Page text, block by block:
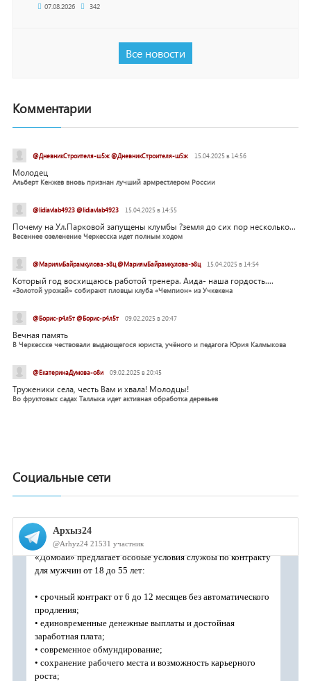
07.08.2026 342
Все новости
Комментарии
@ДневникСтроителя-ш5ж @ДневникСтроителя-ш5ж 15.04.2025 в 14:56
Молодец
Альберт Кенжев вновь признан лучший армрестлером России
@lidiavlab4923 @lidiavlab4923 15.04.2025 в 14:55
Почему на Ул.Парковой запущены клумбы ?земля до сих пор несколько...
Весеннее озеленение Черкесска идет полным ходом
@МариямБайрамкулова-э8ц @МариямБайрамкулова-э8ц 15.04.2025 в 14:54
Который год восхищаюсь работой тренера. Аида- наша гордость....
«Золотой урожай» собирают пловцы клуба «Чемпион» из Учкекена
@Борис-р4л5т @Борис-р4л5т 09.02.2025 в 20:47
Вечная память
В Черкесске чествовали выдающегося юриста, учёного и педагога Юрия Калмыкова
@ЕкатеринаДумова-о8и 09.02.2025 в 20:45
Труженики села, честь Вам и хвала! Молодцы!
Во фруктовых садах Таллыка идет активная обработка деревьев
Социальные сети